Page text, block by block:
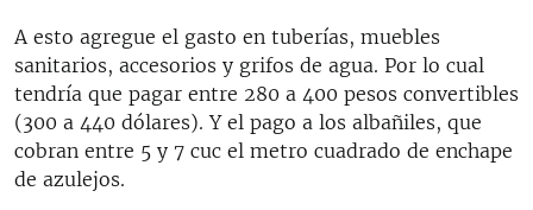
A esto agregue el gasto en tuberías, muebles
sanitarios, accesorios y grifos de agua. Por lo cual
tendría que pagar entre 280 a 400 pesos convertibles
(300 a 440 dólares). Y el pago a los albañiles, que
cobran entre 5 y 7 cuc el metro cuadrado de enchape
de azulejos.